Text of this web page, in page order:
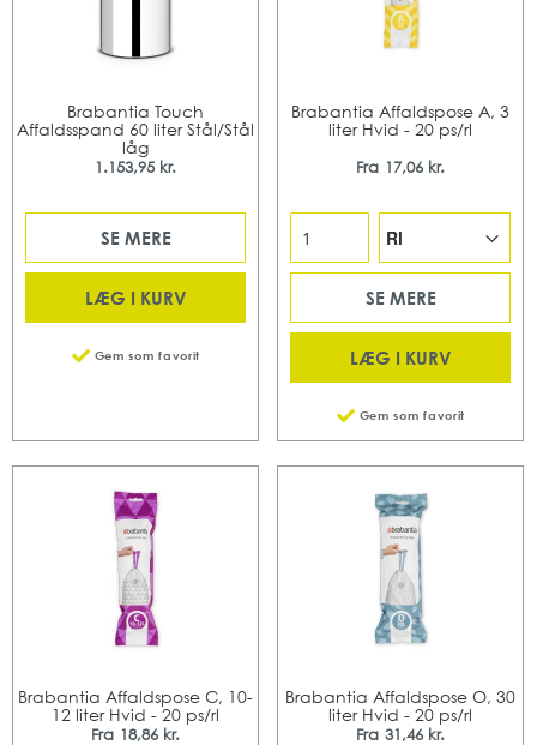
Brabantia Touch
Affaldsspand 60 liter Stål/Stål
låg
1.153,95 kr.
SE MERE
LÆG I KURV
Gem som favorit
Brabantia Affaldspose A, 3
liter Hvid - 20 ps/rl
Fra 17,06 kr.
SE MERE
LÆG I KURV
Gem som favorit
Brabantia Affaldspose C, 10-
12 liter Hvid - 20 ps/rl
Fra 18,86 kr.
Brabantia Affaldspose O, 30
liter Hvid - 20 ps/rl
Fra 31,46 kr.